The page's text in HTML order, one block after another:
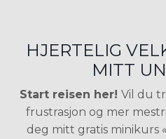
HJERTELIG
MITT
Start reisen her! Vil du
frustrasjon og mer
deg mitt gratis minikurs